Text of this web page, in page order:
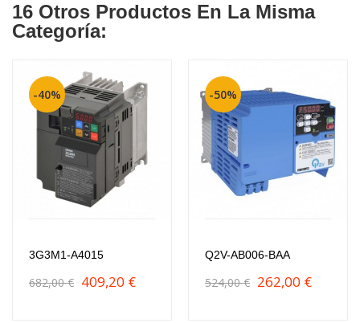
16 Otros Productos En La Misma
Categoría:
-40%
3G3M1-A4015
682,00 € 409,20 €
-50%
Q2V-AB006-BAA
524,00 € 262,00 €